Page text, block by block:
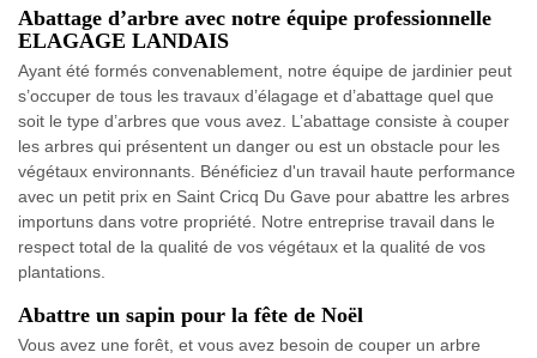
Abattage d’arbre avec notre équipe professionnelle
ELAGAGE LANDAIS
Ayant été formés convenablement, notre équipe de jardinier peut
s’occuper de tous les travaux d’élagage et d’abattage quel que
soit le type d’arbres que vous avez. L’abattage consiste à couper
les arbres qui présentent un danger ou est un obstacle pour les
végétaux environnants. Bénéficiez d'un travail haute performance
avec un petit prix en Saint Cricq Du Gave pour abattre les arbres
importuns dans votre propriété. Notre entreprise travail dans le
respect total de la qualité de vos végétaux et la qualité de vos
plantations.
Abattre un sapin pour la fête de Noël
Vous avez une forêt, et vous avez besoin de couper un arbre